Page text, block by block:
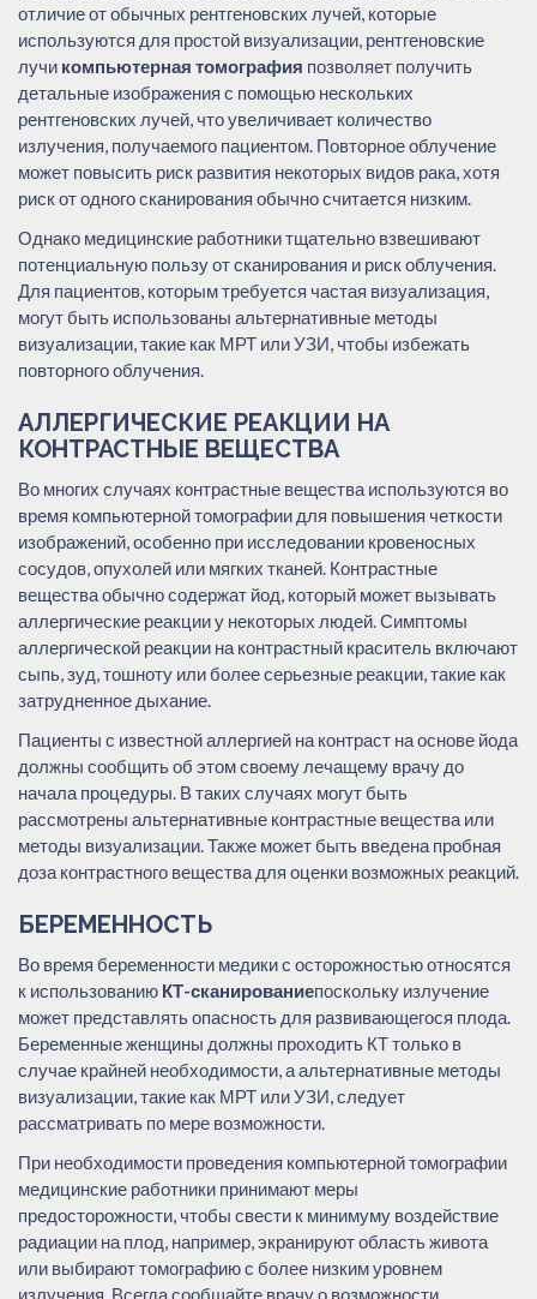
отличие от обычных рентгеновских лучей, которые
используются для простой визуализации, рентгеновские
лучи компьютерная томография позволяет получить
детальные изображения с помощью нескольких
рентгеновских лучей, что увеличивает количество
излучения, получаемого пациентом. Повторное облучение
может повысить риск развития некоторых видов рака, хотя
риск от одного сканирования обычно считается низким.
Однако медицинские работники тщательно взвешивают
потенциальную пользу от сканирования и риск облучения.
Для пациентов, которым требуется частая визуализация,
могут быть использованы альтернативные методы
визуализации, такие как МРТ или УЗИ, чтобы избежать
повторного облучения.
АЛЛЕРГИЧЕСКИЕ РЕАКЦИИ НА
КОНТРАСТНЫЕ ВЕЩЕСТВА
Во многих случаях контрастные вещества используются во
время компьютерной томографии для повышения четкости
изображений, особенно при исследовании кровеносных
сосудов, опухолей или мягких тканей. Контрастные
вещества обычно содержат йод, который может вызывать
аллергические реакции у некоторых людей. Симптомы
аллергической реакции на контрастный краситель включают
сыпь, зуд, тошноту или более серьезные реакции, такие как
затрудненное дыхание.
Пациенты с известной аллергией на контраст на основе йода
должны сообщить об этом своему лечащему врачу до
начала процедуры. В таких случаях могут быть
рассмотрены альтернативные контрастные вещества или
методы визуализации. Также может быть введена пробная
доза контрастного вещества для оценки возможных реакций.
БЕРЕМЕННОСТЬ
Во время беременности медики с осторожностью относятся
к использованию КТ-сканированиепоскольку излучение
может представлять опасность для развивающегося плода.
Беременные женщины должны проходить КТ только в
случае крайней необходимости, а альтернативные методы
визуализации, такие как МРТ или УЗИ, следует
рассматривать по мере возможности.
При необходимости проведения компьютерной томографии
медицинские работники принимают меры
предосторожности, чтобы свести к минимуму воздействие
радиации на плод, например, экранируют область живота
или выбирают томографию с более низким уровнем
излучения. Всегда сообщайте врачу о возможности